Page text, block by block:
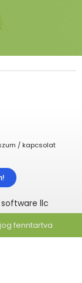
/ kapcsolat
llc
fenntartva